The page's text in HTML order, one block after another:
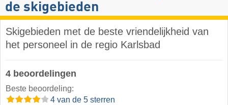
de skigebieden
Skigebieden met de beste vriendelijkheid van
het personeel in de regio Karlsbad
4 beoordelingen
Beste beoordeling:
4 van de 5 sterren